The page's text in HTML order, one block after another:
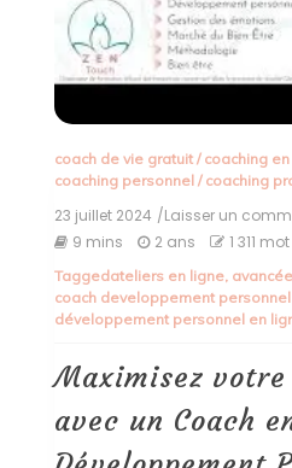
coach de vie gratuit/ coaching
coaching personnel / coaching
23 juillet 2024 /Laisser un
9 mins 2 ans 1 311 mot
Taggedateliers en ligne,
coach developpement
développement personnel en
Maximisez
avec un Coach